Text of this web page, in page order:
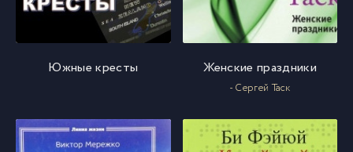
Южные кресты Женские праздники
- Сергей Таск